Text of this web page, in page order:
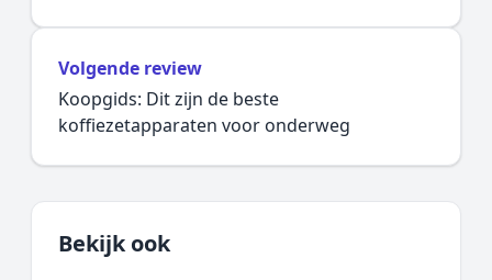
Volgende review
Koopgids: Dit zijn de beste
koffiezetapparaten voor onderweg
Bekijk ook